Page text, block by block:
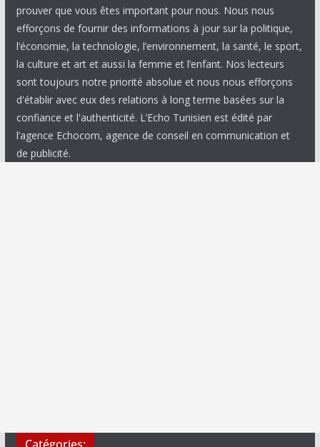
prouver que vous êtes important pour nous. Nous nous
efforçons de fournir des informations à jour sur la politique,
l’économie, la technologie, l’environnement, la santé, le sport,
la culture et art et aussi la femme et l’enfant. Nos lecteurs
sont toujours notre priorité absolue et nous nous efforçons
d'établir avec eux des relations à long terme basées sur la
confiance et l'authenticité. L’Echo Tunisien est édité par
l’agence Echocom, agence de conseil en communication et
de publicité.